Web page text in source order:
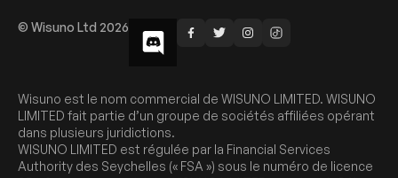
© Wisuno Ltd 2026
Wisuno est le nom commercial de WISUNO LIMITED. WISUNO
LIMITED fait partie d’un groupe de sociétés affiliées opérant
dans plusieurs juridictions.
WISUNO LIMITED est régulée par la Financial Services
Authority des Seychelles (« FSA ») sous le numéro de licence